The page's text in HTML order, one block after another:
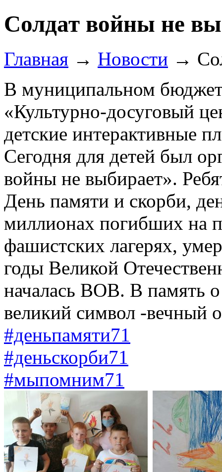
Солдат войны не
Главная → Новости →
В муниципальном
«Культурно-досуговый
детские интерактивные
Сегодня для детей был
войны не выбирает».
День памяти и скорби,
миллионах погибших на
фашистских лагерях,
годы Великой
началась ВОВ. В память
великий символ -вечный
#деньпамяти71
#деньскорби71
#мыпомним71